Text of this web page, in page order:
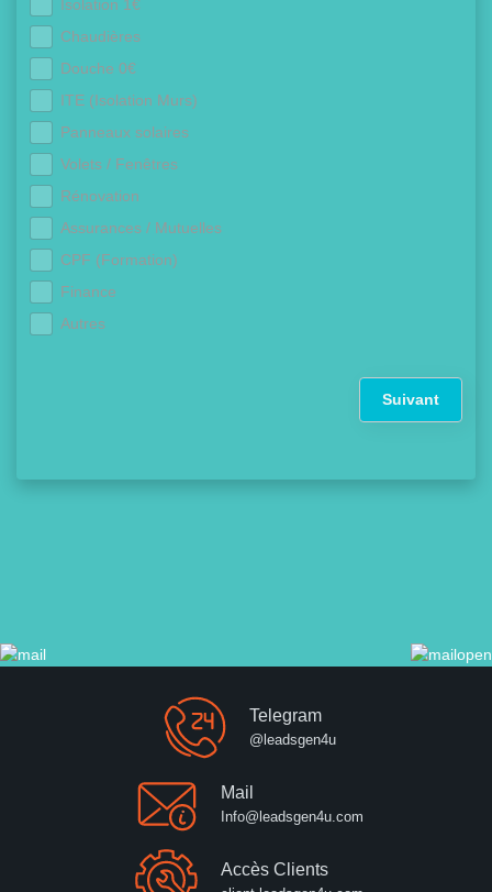
Isolation 1€
Chaudières
Douche 0€
ITE (Isolation Murs)
Panneaux solaires
Volets / Fenêtres
Rénovation
Assurances / Mutuelles
CPF (Formation)
Finance
Autres
Suivant
Telegram
@leadsgen4u
Mail
Info@leadsgen4u.com
Accès Clients